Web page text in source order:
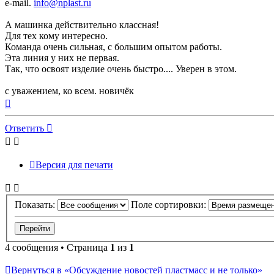
e-mail. info@nplast.ru
А машинка действительно классная!
Для тех кому интересно.
Команда очень сильная, с большим опытом работы.
Эта линия у них не первая.
Так, что освоят изделие очень быстро.... Уверен в этом.
с уважением, ко всем. новичёк
началу
Ответить
Версия для печати
Показать: Поле сортировки:
4 сообщения • Страница 1 из 1
Вернуться в «Обсуждение новостей пластмасс и не только»